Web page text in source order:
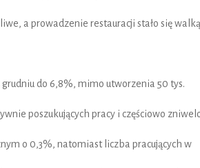
a prowadzenie restauracji stało się
do 6,8%, mimo utworzenia 50 tys.
poszukujących pracy i częściowo
o 0,3%, natomiast liczba pracujących w